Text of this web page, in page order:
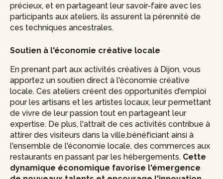
précieux, et en partageant leur savoir-faire avec les
participants aux ateliers, ils assurent la pérennité de
ces techniques ancestrales.
Soutien à l'économie créative locale
En prenant part aux activités créatives à Dijon, vous
apportez un soutien direct à l'économie créative
locale. Ces ateliers créent des opportunités d'emploi
pour les artisans et les artistes locaux, leur permettant
de vivre de leur passion tout en partageant leur
expertise. De plus, l'attrait de ces activités contribue à
attirer des visiteurs dans la ville,bénéficiant ainsi à
l'ensemble de l'économie locale, des commerces aux
restaurants en passant par les hébergements. Cette
dynamique économique favorise l'émergence